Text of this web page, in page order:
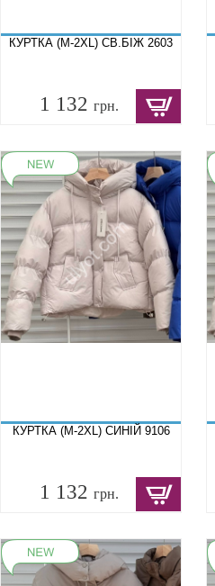
КУРТКА (M-2XL) СВ.БІЖ 2603
1 132грн.
КУРТКА (M-2XL) СИНІЙ 9106
1 132грн.